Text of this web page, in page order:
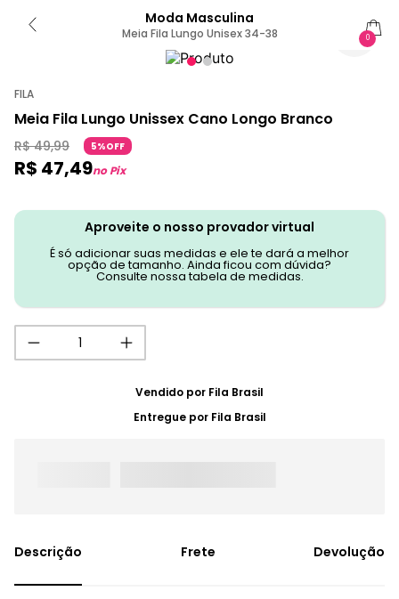
Moda Masculina
Meia Fila Lungo Unisex 34-38 0
FILA
Meia Fila Lungo Unissex Cano Longo Branco
R$ 49,99 5%OFF
R$ 47,49no Pix
Aproveite o nosso provador virtual
É só adicionar suas medidas e ele te dará a melhor
opção de tamanho. Ainda ficou com dúvida?
Consulte nossa tabela de medidas.
Vendido por Fila Brasil
Entregue por Fila Brasil
Frete Devolução